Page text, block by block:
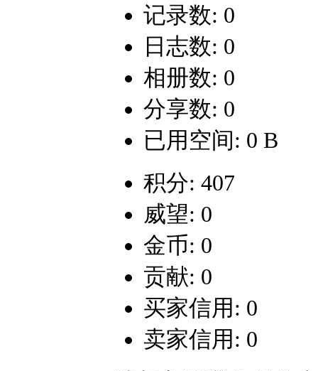
记录数: 0
日志数: 0
相册数: 0
分享数: 0
已用空间: 0 B
积分: 407
威望: 0
金币: 0
贡献: 0
买家信用: 0
卖家信用: 0